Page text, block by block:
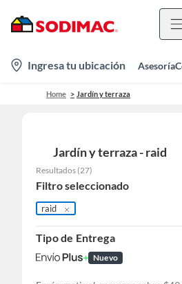
location-
icon
Ingresa tu ubicación Asesoría
Home Jardín y terraza
Jardín y terraza - raid
Resultados (27)
Filtro seleccionado
raid
Tipo de Entrega
Nuevo